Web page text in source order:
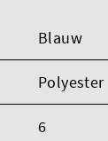
Blauw
Polyester
6